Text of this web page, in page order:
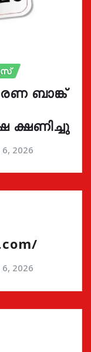
ബാങ്ക്
ക്ഷണിച്ചു
6, 2026
6, 2026